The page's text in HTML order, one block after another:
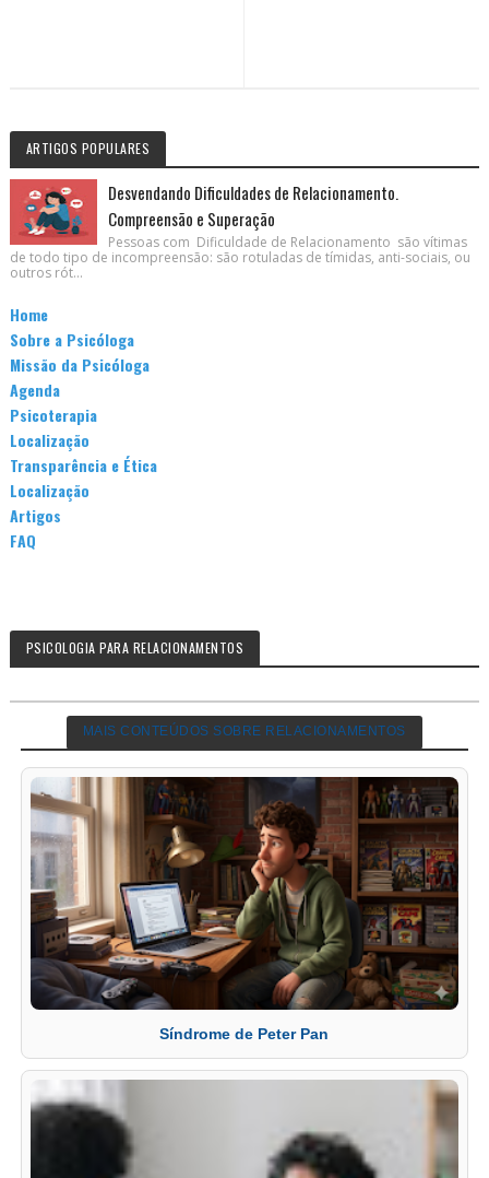
ARTIGOS POPULARES
Desvendando Dificuldades de Relacionamento.
Compreensão e Superação
Pessoas com Dificuldade de Relacionamento são vítimas
de todo tipo de incompreensão: são rotuladas de tímidas, anti-sociais, ou
outros rót...
Home
Sobre a Psicóloga
Missão da Psicóloga
Agenda
Psicoterapia
Localização
Transparência e Ética
Localização
Artigos
FAQ
PSICOLOGIA PARA RELACIONAMENTOS
MAIS CONTEÚDOS SOBRE RELACIONAMENTOS
Síndrome de Peter Pan